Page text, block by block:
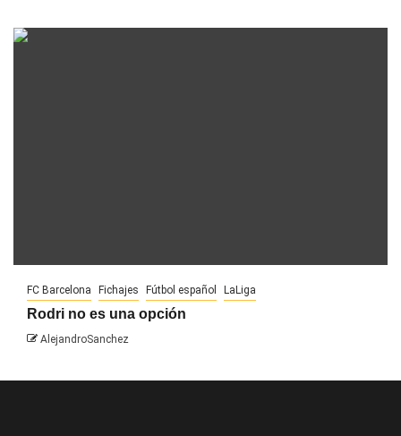
FC Barcelona Fichajes Fútbol español LaLiga
Rodri no es una opción
AlejandroSanchez